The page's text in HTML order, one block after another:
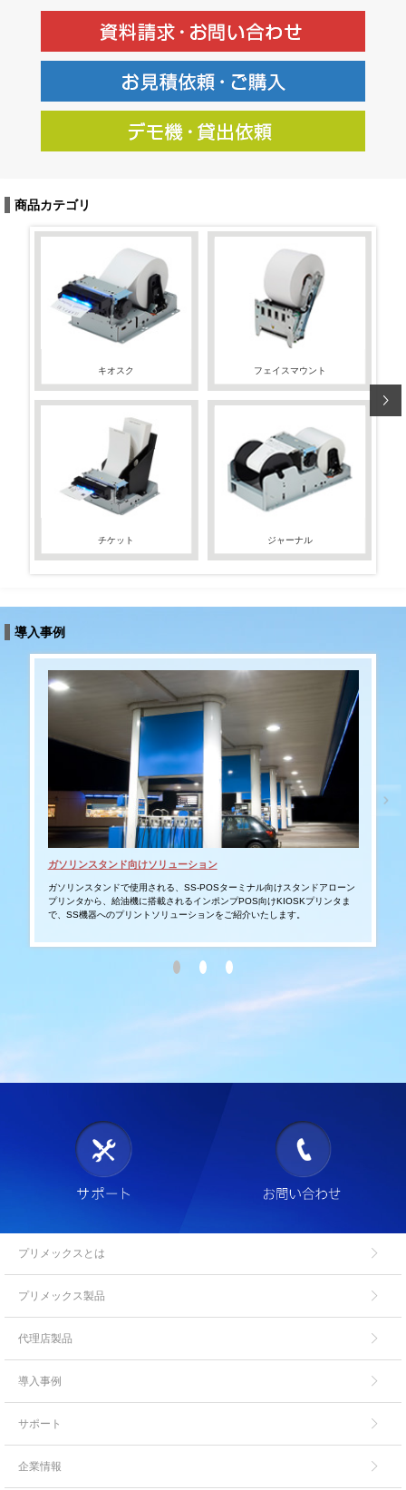
商品カテゴリ
キオスク フェイスマウント
チケット ジャーナル
導入事例
ガソリンスタンド向けソリューション
ガソリンスタンドで使用される、SS-POSターミナル向けスタンドアローン
プリンタから、給油機に搭載されるインポンプPOS向けKIOSKプリンタま
で、SS機器へのプリントソリューションをご紹介いたします。
プリメックスとは
プリメックス製品
代理店製品
導入事例
サポート
企業情報